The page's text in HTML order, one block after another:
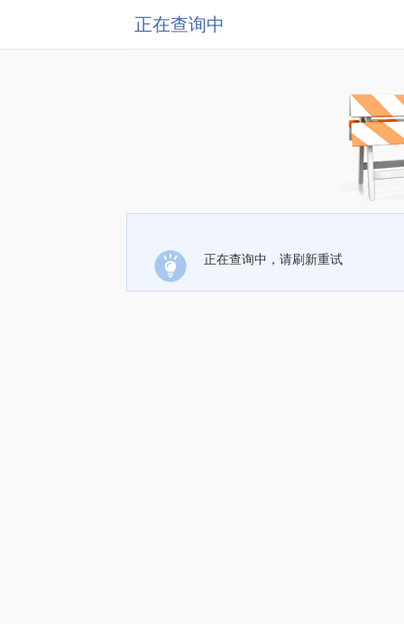
正在查询中
正在查询中，请刷新重试